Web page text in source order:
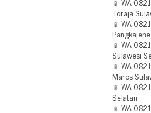
📱 WA
Toraja
📱 WA
📱 WA
Sulawesi
📱 WA
Maros
📱 WA
Selatan
📱 WA